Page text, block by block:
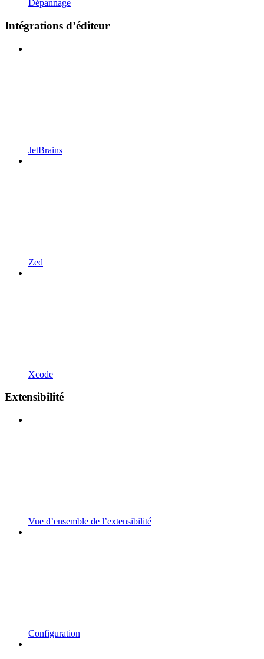
Dépannage
Intégrations d’éditeur
JetBrains
Zed
Xcode
Extensibilité
Vue d’ensemble de l’extensibilité
Configuration